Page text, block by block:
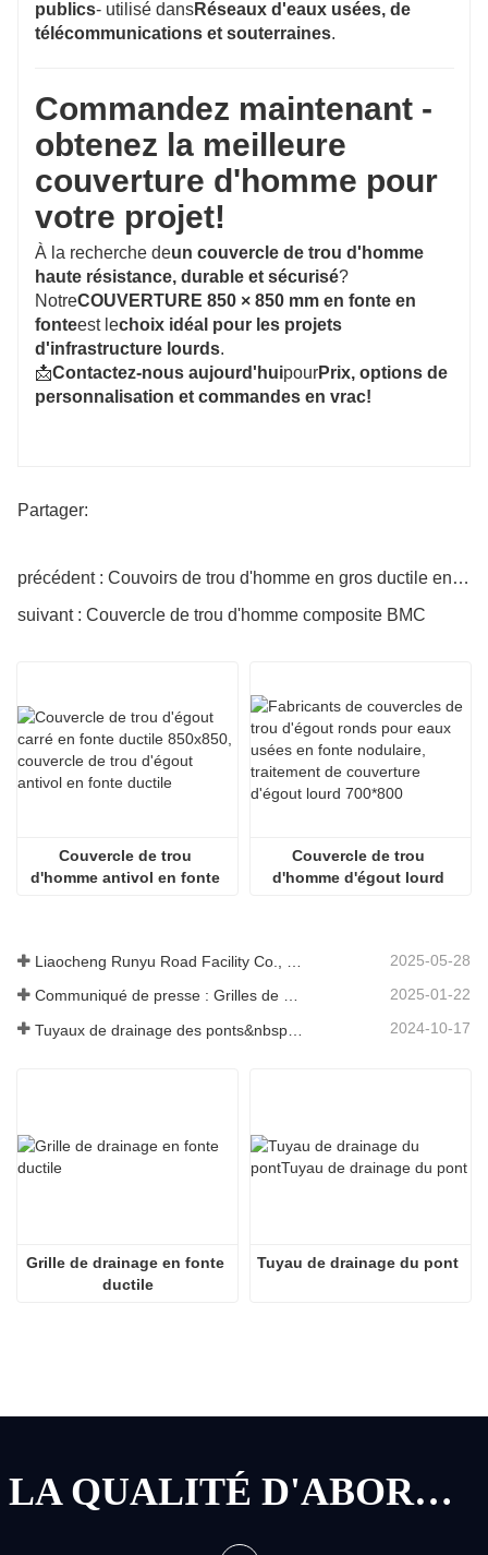
publics- utilisé dansRéseaux d'eaux usées, de
télécommunications et souterraines.
Commandez maintenant -
obtenez la meilleure
couverture d'homme pour
votre projet!
À la recherche deun couvercle de trou d'homme
haute résistance, durable et sécurisé?
NotreCOUVERTURE 850 × 850 mm en fonte en
fonteest lechoix idéal pour les projets
d'infrastructure lourds.
📩Contactez-nous aujourd'huipourPrix, options de
personnalisation et commandes en vrac!
Partager:
précédent : Couvoirs de trou d'homme en gros ductile en gros
suivant : Couvercle de trou d'homme composite BMC
Couvercle de trou
d'homme antivol en fonte
Couvercle de trou
d'homme d'égout lourd
2025-05-28
Communiqué de presse : Grilles de drainage innovantes à haute résistance – Améliorer la sécurité et l'efficacité des infrastructures urbaines 2025-01-22
2024-10-17
Grille de drainage en fonte
ductile
Tuyau de drainage du pont
LA QUALITÉ D'ABORD, LE SERVICE D'ABORD